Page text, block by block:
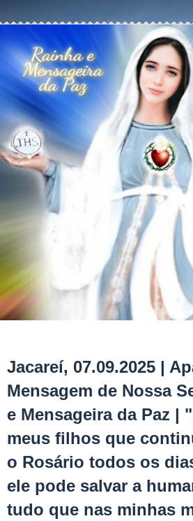
Jacareí, 07.09.2025 |
Mensagem de Nossa
e Mensageira da Paz |
meus filhos que
o Rosário todos os
ele pode salvar a
tudo que nas minhas